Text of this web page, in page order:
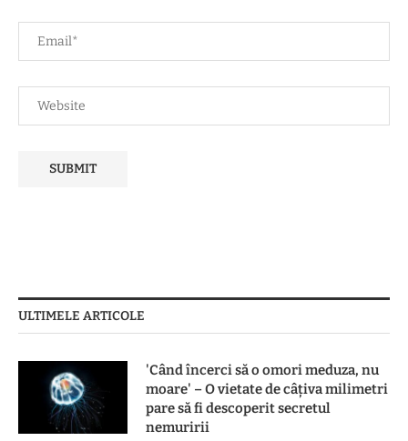
ULTIMELE ARTICOLE
'Când încerci să o omori meduza, nu
moare' – O vietate de câțiva milimetri
pare să fi descoperit secretul
nemuririi